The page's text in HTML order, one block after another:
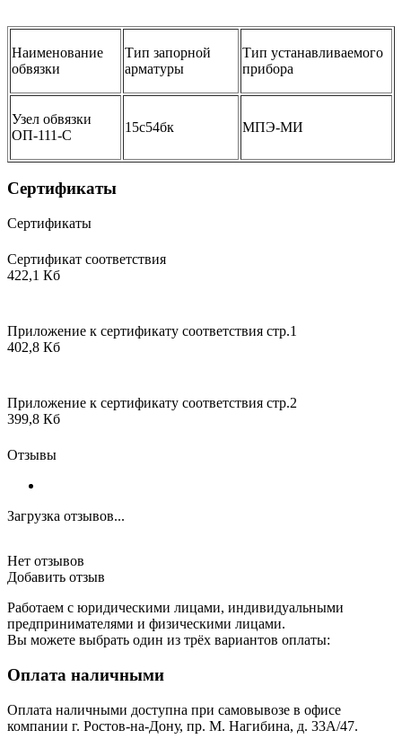
Наименование
обвязки
Тип запорной
арматуры
Тип устанавливаемого
прибора
Узел обвязки
ОП-111-С
15с54бк МПЭ-МИ
Сертификаты
Сертификаты
Сертификат соответствия
422,1 Кб
Приложение к сертификату соответствия стр.1
402,8 Кб
Приложение к сертификату соответствия стр.2
399,8 Кб
Отзывы
Загрузка отзывов...
Нет отзывов
Добавить отзыв
Работаем с юридическими лицами, индивидуальными
предпринимателями и физическими лицами.
Вы можете выбрать один из трёх вариантов оплаты:
Оплата наличными
Оплата наличными доступна при самовывозе в офисе
компании г. Ростов-на-Дону, пр. М. Нагибина, д. 33А/47.